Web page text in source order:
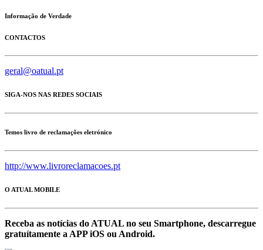
Informação de Verdade
CONTACTOS
geral@oatual.pt
SIGA-NOS NAS REDES SOCIAIS
Temos livro de reclamações eletrónico
http://www.livroreclamacoes.pt
O ATUAL MOBILE
Receba as notícias do ATUAL no seu Smartphone, descarregue
gratuítamente a APP iOS ou Android.